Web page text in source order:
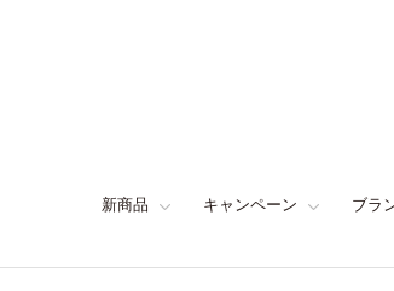
新商品 キャンペーン ブラ